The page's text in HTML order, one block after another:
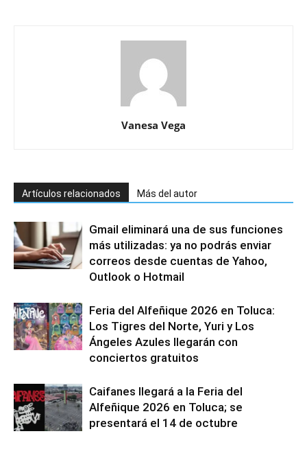
Vanesa Vega
Artículos relacionados Más del autor
Gmail eliminará una de sus funciones
más utilizadas: ya no podrás enviar
correos desde cuentas de Yahoo,
Outlook o Hotmail
Feria del Alfeñique 2026 en Toluca:
Los Tigres del Norte, Yuri y Los
Ángeles Azules llegarán con
conciertos gratuitos
Caifanes llegará a la Feria del
Alfeñique 2026 en Toluca; se
presentará el 14 de octubre